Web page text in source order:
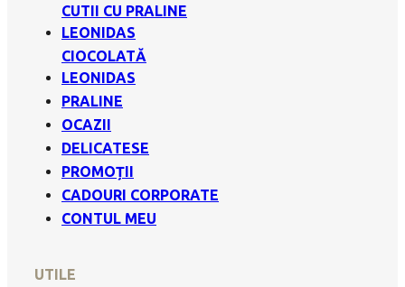
CUTII CU PRALINE
LEONIDAS
CIOCOLATĂ
LEONIDAS
PRALINE
OCAZII
DELICATESE
PROMOȚII
CADOURI CORPORATE
CONTUL MEU
UTILE